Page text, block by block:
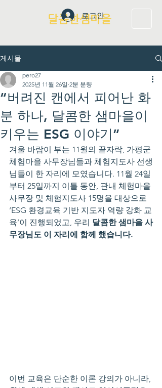
달콤한샘마을
로그인
게시물
“버려진 캔에서 피어난 화
분 하나, 달콤한 샘마을이
키우는 ESG 이야기”
pero27
2025년 11월 26일 2분 분량
겨울 바람이 부는 11월의 끝자락, 가평군
체험마을 사무장님들과 체험지도사 선생
님들이 한 자리에 모였습니다. 11월 24일
부터 25일까지 이틀 동안, 관내 체험마을
사무장 및 체험지도사 15명을 대상으로
‘ESG 환경교육 기반 지도자 역량 강화 교
육’이 진행되었고, 우리 달콤한 샘마을 사
무장님도 이 자리에 함께 했습니다.
이번 교육은 단순한 이론 강의가 아니라,